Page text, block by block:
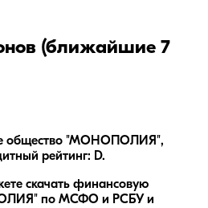
(ближайшие 7
общество "МОНОПОЛИЯ",
рейтинг: D.
скачать финансовую
по МСФО и РСБУ и